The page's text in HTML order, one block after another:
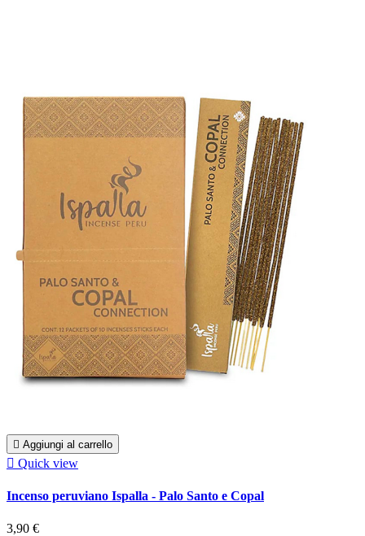
 Aggiungi al carrello
 Quick view
Incenso peruviano Ispalla - Palo Santo e Copal
3,90 €